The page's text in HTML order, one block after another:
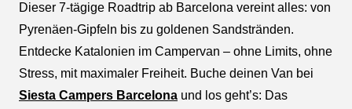
Dieser 7-tägige Roadtrip ab Barcelona vereint alles: von
Pyrenäen-Gipfeln bis zu goldenen Sandstränden.
Entdecke Katalonien im Campervan – ohne Limits, ohne
Stress, mit maximaler Freiheit. Buche deinen Van bei
Siesta Campers Barcelona und los geht’s: Das